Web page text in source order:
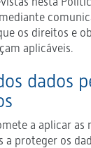
os direitos e
aplicáveis.
dados
a aplicar as
a proteger os